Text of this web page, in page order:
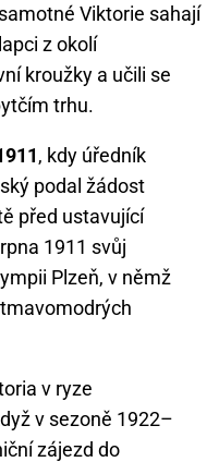
Viktorie sahají
z okolí
kroužky a učili se
trhu.
, kdy úředník
podal žádost
před ustavující
1911 svůj
Plzeň, v němž
v ryze
v sezoně 1922–
zájezd do